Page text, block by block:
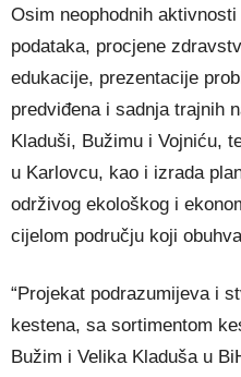
Osim neophodnih
podataka, procjene
edukacije, prezentacije
predviđena i sadnja trajnih
Kladuši, Bužimu i Vojniću,
u Karlovcu, kao i izrada
održivog ekološkog i
cijelom području koji
“Projekat podrazumijeva i
kestena, sa sortimentom
Bužim i Velika Kladuša u